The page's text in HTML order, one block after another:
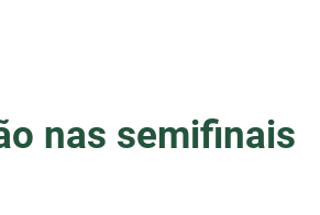
nas semifinais